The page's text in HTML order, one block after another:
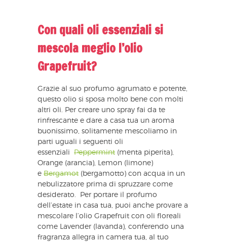
Con quali oli essenziali si
mescola meglio l’olio
Grapefruit?
Grazie al suo profumo agrumato e potente,
questo olio si sposa molto bene con molti
altri oli. Per creare uno spray fai da te
rinfrescante e dare a casa tua un aroma
buonissimo, solitamente mescoliamo in
parti uguali i seguenti oli
essenziali Peppermint (menta piperita),
Orange (arancia), Lemon (limone)
e Bergamot (bergamotto) con acqua in un
nebulizzatore prima di spruzzare come
desiderato. Per portare il profumo
dell’estate in casa tua, puoi anche provare a
mescolare l’olio Grapefruit con oli floreali
come Lavender (lavanda), conferendo una
fragranza allegra in camera tua, al tuo